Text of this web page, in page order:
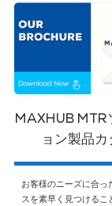
MAXHUB MTR
ョン製品
お客様のニーズに合っ
スを素早く見つけるこ